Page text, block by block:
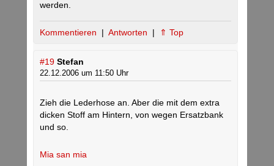
werden.
Kommentieren | Antworten | ⇑ Top
#19 Stefan
22.12.2006 um 11:50 Uhr
Zieh die Lederhose an. Aber die mit dem extra
dicken Stoff am Hintern, von wegen Ersatzbank
und so.
Mia san mia